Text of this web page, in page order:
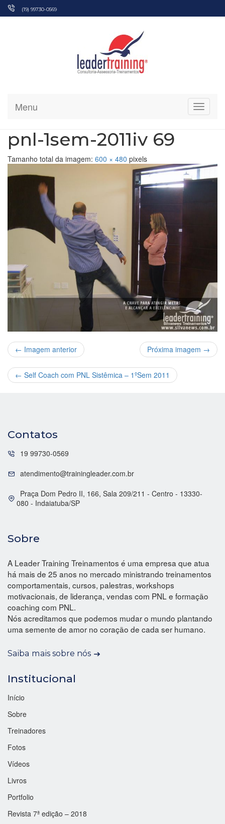
Pular
(19) 99730-0569
Menu
pnl-1sem-2011iv 69
Tamanho total da imagem: 600 × 480 pixels
← Imagem anterior Próxima imagem →
← Self Coach com PNL Sistêmica – 1ºSem 2011
Contatos
19 99730-0569
atendimento@trainingleader.com.br
Praça Dom Pedro II, 166, Sala 209/211 - Centro - 13330-
080 - Indaiatuba/SP
Sobre
A Leader Training Treinamentos é uma empresa que atua
há mais de 25 anos no mercado ministrando treinamentos
comportamentais, cursos, palestras, workshops
motivacionais, de liderança, vendas com PNL e formação
coaching com PNL.
Nós acreditamos que podemos mudar o mundo plantando
uma semente de amor no coração de cada ser humano.
Saiba mais sobre nós
Institucional
Início
Sobre
Treinadores
Fotos
Vídeos
Livros
Portfolio
Revista 7ª edição – 2018